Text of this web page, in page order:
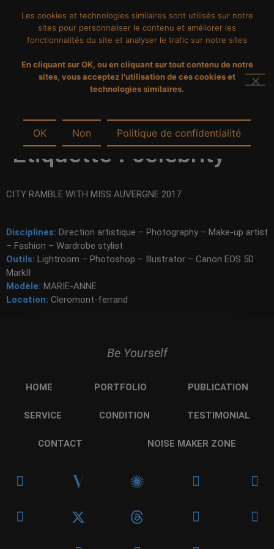
Étiquette :celebrity
CITY RAMBLE WITH MISS AUVERGNE 2017
Disciplines: Direction artistique – Photography – Make-up artist
– Fashion – Wardrobe stylist
Outils: Lightroom – Photoshop – Illustrator – Canon EOS 5D
MarkII
Modèle: MARIE-ANNE
Location: Cleromont-ferrand
Be Yourself
HOME PORTFOLIO PUBLICATION
SERVICE CONDITION TESTIMONIAL
CONTACT NOISE MAKER ZONE
Les cookies et technologies similaires sont utilisés sur notre
sites pour personnaliser le contenu et améliorer les
fonctionnalités du site et analyser le trafic sur notre sites
En cliquant sur OK, ou en cliquant sur tout contenu de notre
sites, vous acceptez l'utilisation de ces cookies et
technologies similaires.
OK Non Politique de confidentialité